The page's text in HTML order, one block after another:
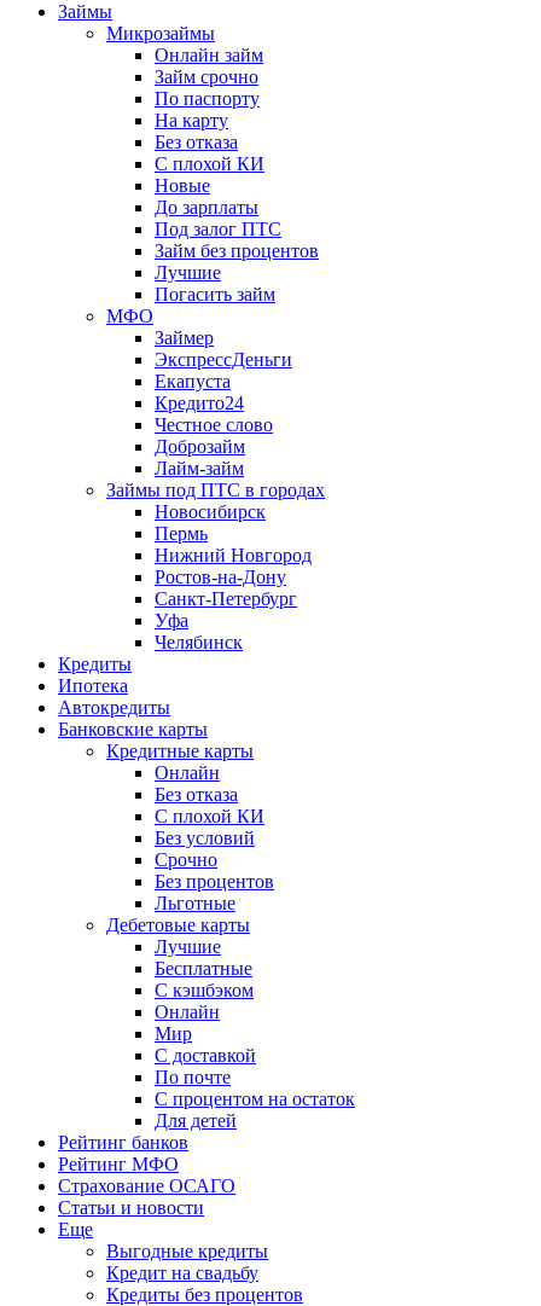
Займы
Микрозаймы
Онлайн займ
Займ срочно
По паспорту
На карту
Без отказа
С плохой КИ
Новые
До зарплаты
Под залог ПТС
Займ без процентов
Лучшие
Погасить займ
МФО
Займер
ЭкспрессДеньги
Екапуста
Кредито24
Честное слово
Доброзайм
Лайм-займ
Займы под ПТС в городах
Новосибирск
Пермь
Нижний Новгород
Ростов-на-Дону
Санкт-Петербург
Уфа
Челябинск
Кредиты
Ипотека
Автокредиты
Банковские карты
Кредитные карты
Онлайн
Без отказа
С плохой КИ
Без условий
Срочно
Без процентов
Льготные
Дебетовые карты
Лучшие
Бесплатные
С кэшбэком
Онлайн
Мир
С доставкой
По почте
С процентом на остаток
Для детей
Рейтинг банков
Рейтинг МФО
Страхование ОСАГО
Статьи и новости
Еще
Выгодные кредиты
Кредит на свадьбу
Кредиты без процентов